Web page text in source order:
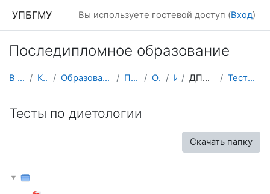
УПБГМУ Вы используете гостевой доступ (Вход)
Последипломное образование
В начало Кафедры Образование 2025-2026 уч.год Педиатрии О курсе ИПО ДПП Диетология Тесты по диетологии
Тесты по диетологии
Скачать папку